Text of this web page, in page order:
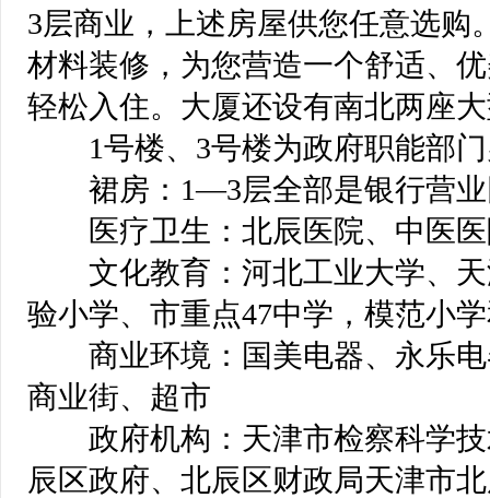
3层商业，上述房屋供您任意选购
材料装修，为您营造一个舒适、
轻松入住。大厦还设有南北两座
1号楼、3号楼为政府职能部门
裙房：1—3层全部是银行营业
医疗卫生：北辰医院、中医
文化教育：河北工业大学、天
验小学、市重点47中学，模范小
商业环境：国美电器、永乐电
商业街、超市
政府机构：天津市检察科学技
辰区政府、北辰区财政局天津市